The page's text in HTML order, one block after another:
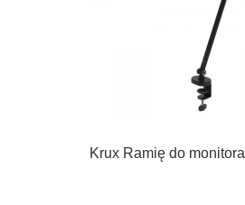
Krux Ramię do